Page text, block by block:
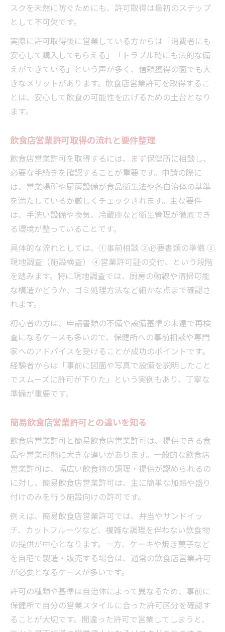
スクを未然に防ぐためにも、許可取得は最初のステップ
として不可欠です。
実際に許可取得後に営業している方からは「消費者にも
安心して購入してもらえる」「トラブル時にも法的な備
えができている」という声が多く、信頼獲得の面でも大
きなメリットがあります。飲食店営業許可を取得するこ
とは、安心して飲食の可能性を広げるための土台となり
ます。
飲食店営業許可取得の流れと要件整理
飲食店営業許可を取得するには、まず保健所に相談し、
必要な手続きを確認することが重要です。申請の際に
は、営業場所や厨房設備が食品衛生法や各自治体の基準
を満たしているか厳しくチェックされます。主な要件
は、手洗い設備や換気、冷蔵庫など衛生管理が徹底でき
る環境が整っていることです。
具体的な流れとしては、①事前相談 ②必要書類の準備 ③
現地調査（施設検査） ④営業許可証の交付、という段階
を踏みます。特に現地調査では、厨房の動線や清掃可能
な構造かどうか、ゴミ処理方法など細かな点まで確認さ
れます。
初心者の方は、申請書類の不備や設備基準の未達で再検
査になるケースも多いので、保健所への事前相談や専門
家へのアドバイスを受けることが成功のポイントです。
経験者からは「事前に図面や写真で設備を説明したこと
でスムーズに許可が下りた」という実例もあり、丁寧な
準備が重要です。
簡易飲食店営業許可との違いを知る
飲食店営業許可と簡易飲食店営業許可は、提供できる食
品や営業形態に大きな違いがあります。一般的な飲食店
営業許可は、幅広い飲食物の調理・提供が認められるの
に対し、簡易飲食店営業許可は、主に簡単な加熱や盛り
付けのみを行う施設向けの許可です。
例えば、簡易飲食店営業許可では、弁当やサンドイッ
チ、カットフルーツなど、複雑な調理を伴わない飲食物
の提供が中心となります。一方、ケーキや焼き菓子など
を自宅で製造・販売する場合は、通常の飲食店営業許可
が必要となるケースが多いです。
許可の種類や基準は自治体によって異なるため、事前に
保健所で自分の営業スタイルに合った許可区分を確認す
ることが大切です。間違った許可で営業してしまうと、